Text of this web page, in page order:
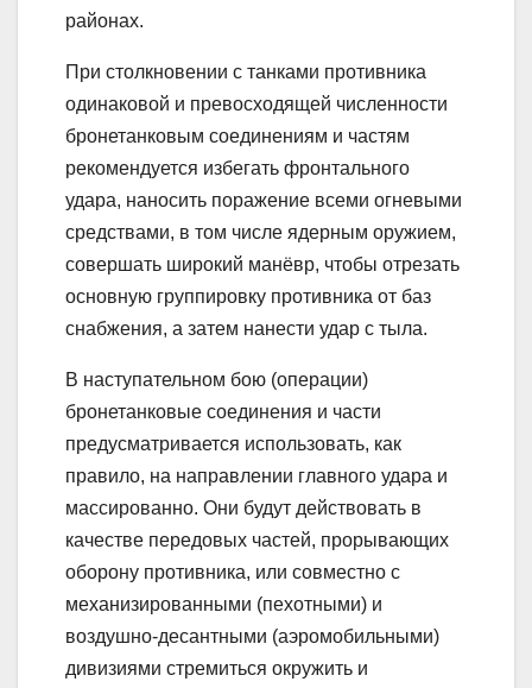
районах.
При столкновении с танками противника
одинаковой и превосходящей численности
бронетанковым соединениям и частям
рекомендуется избегать фронтального
удара, наносить поражение всеми огневыми
средствами, в том числе ядерным оружием,
совершать широкий манёвр, чтобы отрезать
основную группировку противника от баз
снабжения, а затем нанести удар с тыла.
В наступательном бою (операции)
бронетанковые соединения и части
предусматривается использовать, как
правило, на направлении главного удара и
массированно. Они будут действовать в
качестве передовых частей, прорывающих
оборону противника, или совместно с
механизированными (пехотными) и
воздушно-десантными (аэромобильными)
дивизиями стремиться окружить и